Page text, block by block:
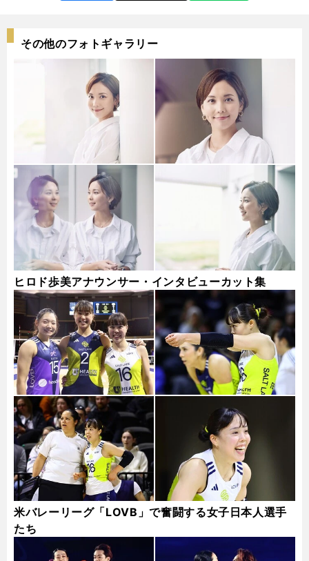
その他のフォトギャラリー
ヒロド歩美アナウンサー・インタビューカット集
米バレーリーグ「LOVB」で奮闘する女子日本人選手
たち